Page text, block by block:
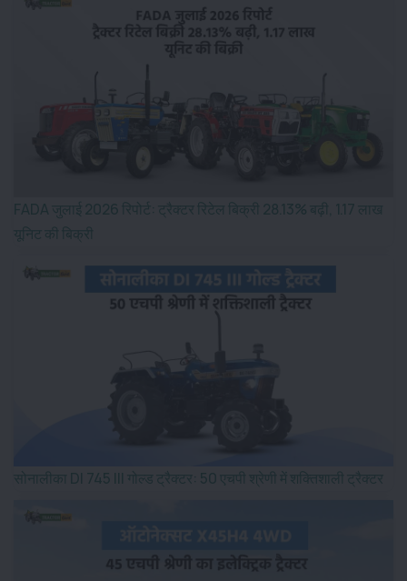
FADA जुलाई 2026 रिपोर्ट: ट्रैक्टर रिटेल बिक्री 28.13% बढ़ी, 1.17 लाख
यूनिट की बिक्री
सोनालीका DI 745 III गोल्ड ट्रैक्टर: 50 एचपी श्रेणी में शक्तिशाली ट्रैक्टर